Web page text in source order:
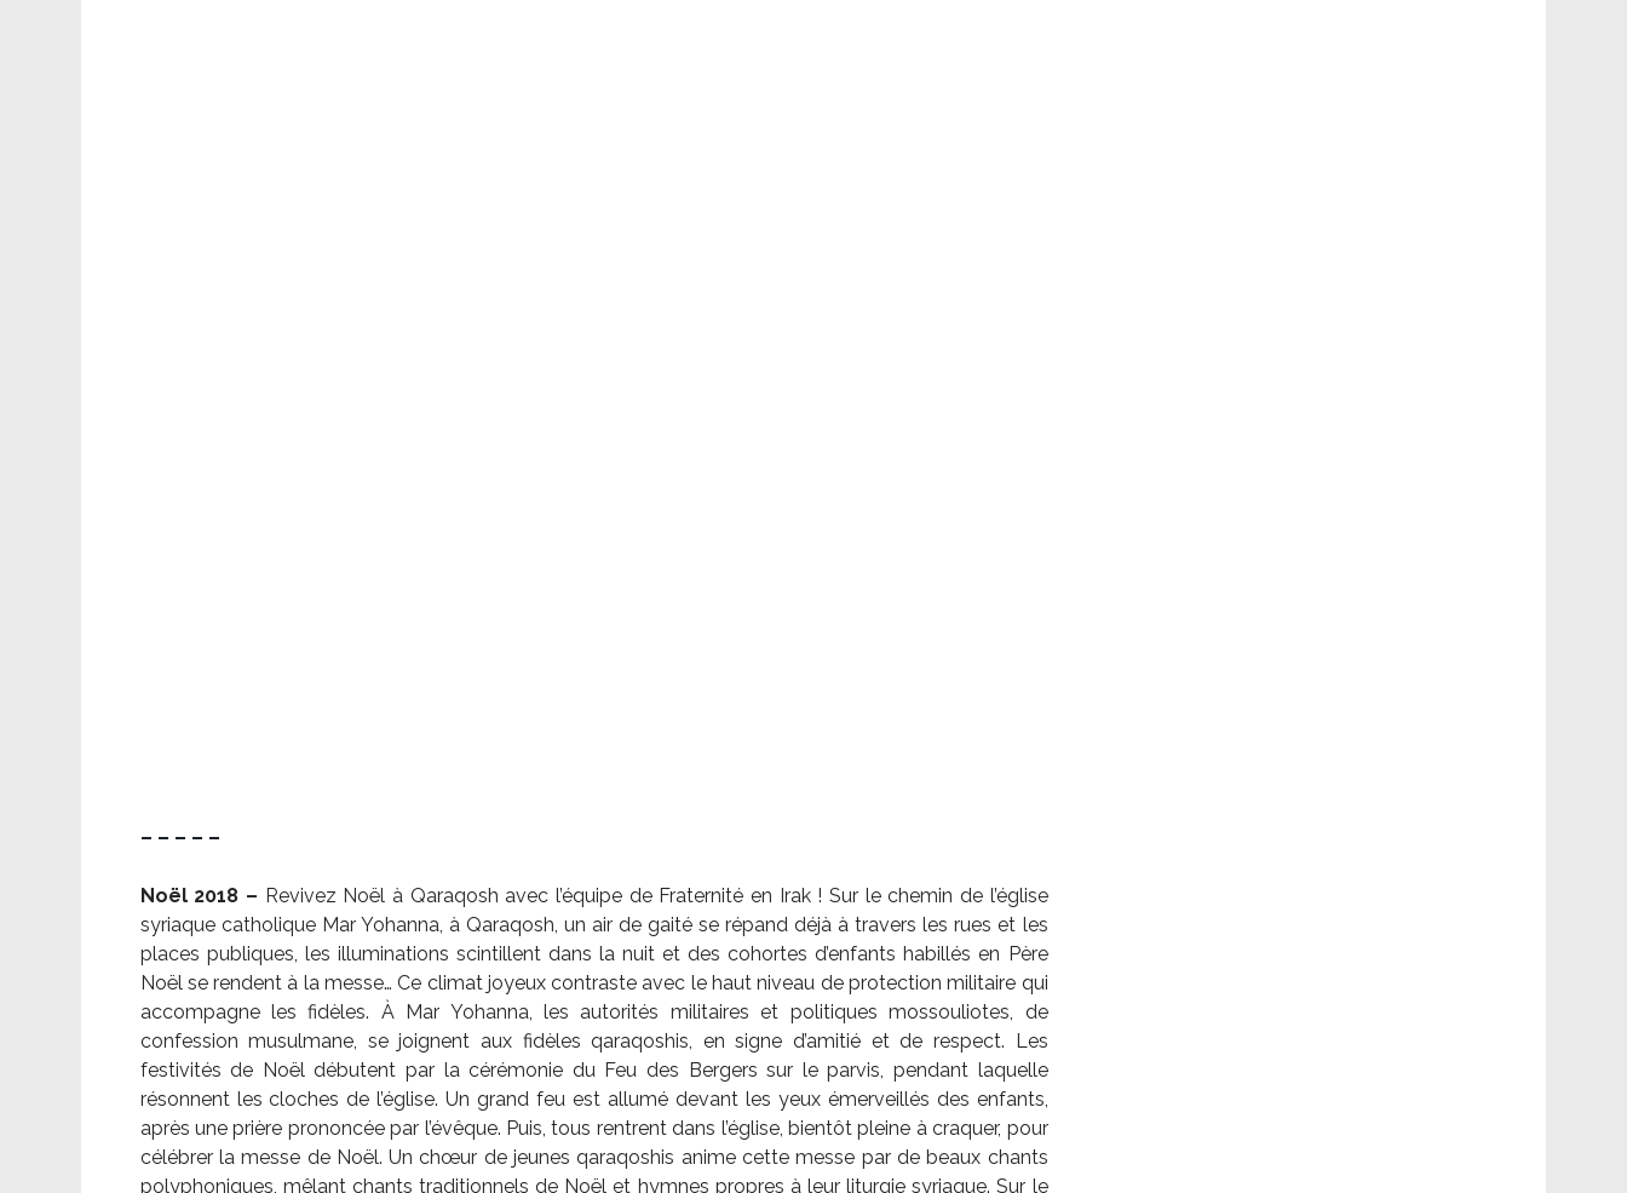
– – – – –
Noël 2018 – Revivez Noël à Qaraqosh avec l’équipe de Fraternité en Irak ! Sur le chemin de l’église
syriaque catholique Mar Yohanna, à Qaraqosh, un air de gaité se répand déjà à travers les rues et les
places publiques, les illuminations scintillent dans la nuit et des cohortes d’enfants habillés en Père
Noël se rendent à la messe… Ce climat joyeux contraste avec le haut niveau de protection militaire qui
accompagne les fidèles. À Mar Yohanna, les autorités militaires et politiques mossouliotes, de
confession musulmane, se joignent aux fidèles qaraqoshis, en signe d’amitié et de respect. Les
festivités de Noël débutent par la cérémonie du Feu des Bergers sur le parvis, pendant laquelle
résonnent les cloches de l’église. Un grand feu est allumé devant les yeux émerveillés des enfants,
après une prière prononcée par l’évêque. Puis, tous rentrent dans l’église, bientôt pleine à craquer, pour
célébrer la messe de Noël. Un chœur de jeunes qaraqoshis anime cette messe par de beaux chants
polyphoniques, mêlant chants traditionnels de Noël et hymnes propres à leur liturgie syriaque. Sur le